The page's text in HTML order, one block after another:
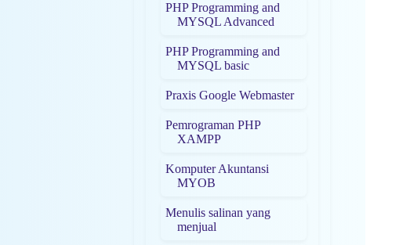
PHP Programming and
MYSQL Advanced
PHP Programming and
MYSQL basic
Praxis Google Webmaster
Pemrograman PHP
XAMPP
Komputer Akuntansi
MYOB
Menulis salinan yang
menjual